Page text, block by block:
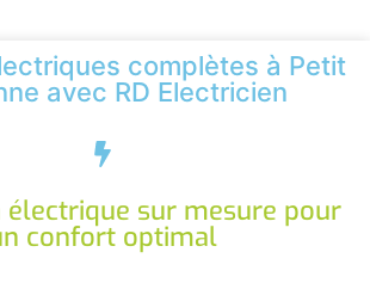
complètes à Petit
avec RD Electricien
sur mesure pour
confort optimal